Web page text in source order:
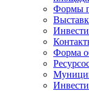
Формы
Форма